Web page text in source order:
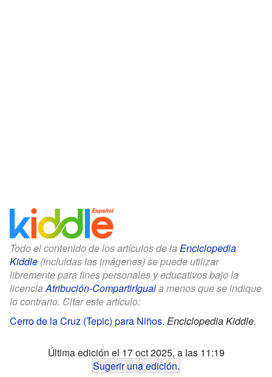
Todo el contenido de los artículos de la Enciclopedia
Kiddle (incluidas las imágenes) se puede utilizar
libremente para fines personales y educativos bajo la
licenciaAtribución-CompartirIguala menos que se indique
lo contrario. Citar este artículo:
Cerro de la Cruz (Tepic) para Niños. Enciclopedia Kiddle.
Última edición el 17 oct 2025, a las 11:19
Sugerir una edición.